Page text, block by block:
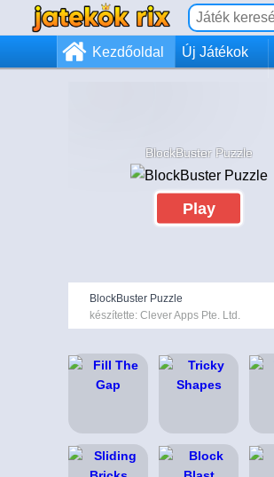
Kezdőoldal Új Játékok
BlockBuster Puzzle
Play
BlockBuster Puzzle
készítette: Clever Apps Pte. Ltd.